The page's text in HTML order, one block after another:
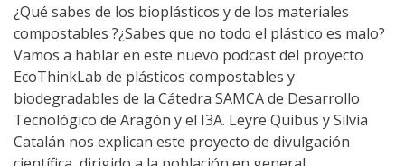
¿Qué sabes de los bioplásticos y de los materiales
compostables ?¿Sabes que no todo el plástico es malo?
Vamos a hablar en este nuevo podcast del proyecto
EcoThinkLab de plásticos compostables y
biodegradables de la Cátedra SAMCA de Desarrollo
Tecnológico de Aragón y el I3A. Leyre Quibus y Silvia
Catalán nos explican este proyecto de divulgación